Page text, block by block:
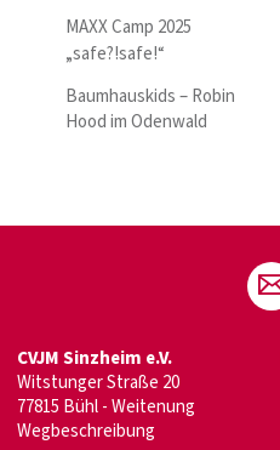
MAXX Camp 2025
„safe?!safe!“
Baumhauskids – Robin
Hood im Odenwald
CVJM Sinzheim e.V.
Witstunger Straße 20
77815 Bühl - Weitenung
Wegbeschreibung